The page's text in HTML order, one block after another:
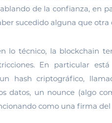
de la confianza, en
sucedido alguna que otra
lo técnico, la blockchain
En particular
hash criptográfico,
datos, un nounce (algo
como una firma del